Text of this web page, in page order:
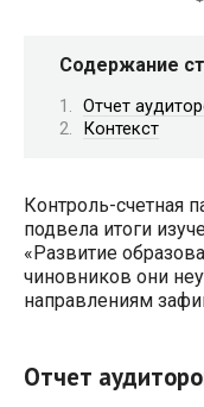
Содержание
Отчет
Контекст
Контроль-счетная
подвела итоги
«Развитие
чиновников они
направлениям
Отчет